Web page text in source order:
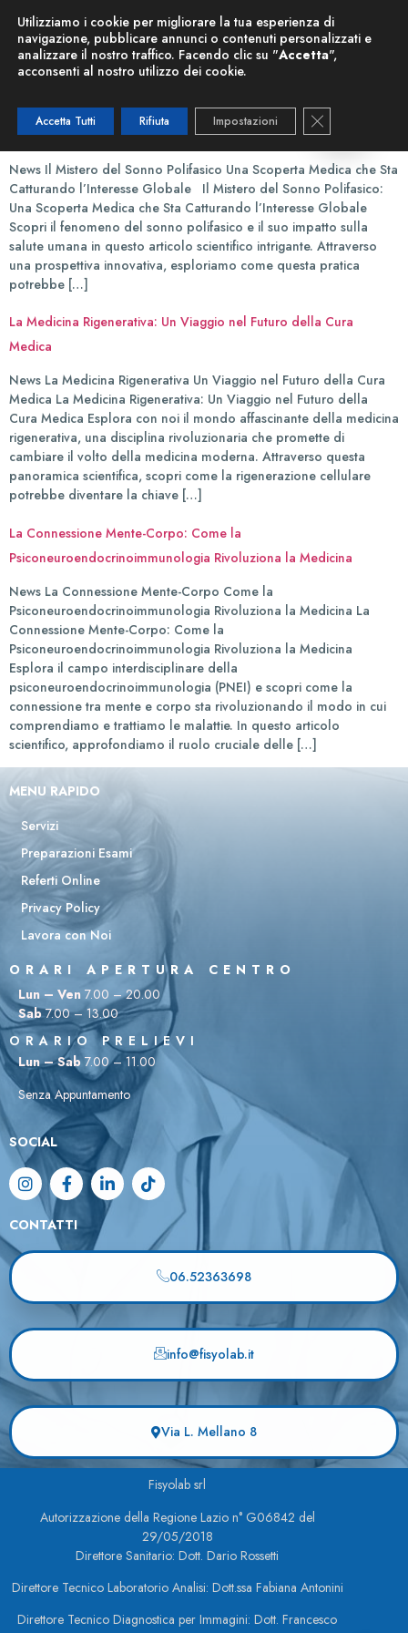
Nuova Risonanza Magnetica
Categoria:Articoli Scientifici
Il Mistero del Sonno Polifasico: Una Scoperta Medica che Sta
Catturando l’Interesse Globale
News Il Mistero del Sonno Polifasico Una Scoperta Medica che Sta
Catturando l’Interesse Globale Il Mistero del Sonno Polifasico:
Una Scoperta Medica che Sta Catturando l’Interesse Globale
Scopri il fenomeno del sonno polifasico e il suo impatto sulla
salute umana in questo articolo scientifico intrigante. Attraverso
una prospettiva innovativa, esploriamo come questa pratica
potrebbe […]
La Medicina Rigenerativa: Un Viaggio nel Futuro della Cura
Medica
News La Medicina Rigenerativa Un Viaggio nel Futuro della Cura
Medica La Medicina Rigenerativa: Un Viaggio nel Futuro della
Cura Medica Esplora con noi il mondo affascinante della medicina
rigenerativa, una disciplina rivoluzionaria che promette di
cambiare il volto della medicina moderna. Attraverso questa
panoramica scientifica, scopri come la rigenerazione cellulare
potrebbe diventare la chiave […]
La Connessione Mente-Corpo: Come la
Psiconeuroendocrinoimmunologia Rivoluziona la Medicina
News La Connessione Mente-Corpo Come la
Psiconeuroendocrinoimmunologia Rivoluziona la Medicina La
Connessione Mente-Corpo: Come la
Psiconeuroendocrinoimmunologia Rivoluziona la Medicina
Esplora il campo interdisciplinare della
psiconeuroendocrinoimmunologia (PNEI) e scopri come la
connessione tra mente e corpo sta rivoluzionando il modo in cui
comprendiamo e trattiamo le malattie. In questo articolo
scientifico, approfondiamo il ruolo cruciale delle […]
MENU RAPIDO
Servizi
Preparazioni Esami
Referti Online
Privacy Policy
Lavora con Noi
ORARI APERTURA CENTRO
Lun – Ven 7.00 – 20.00
Sab7.00 – 13.00
ORARIO PRELIEVI
Lun – Sab 7.00 – 11.00
Senza Appuntamento
SOCIAL
CONTATTI
06.52363698
info@fisyolab.it
Via L. Mellano 8
Fisyolab srl
Autorizzazione della Regione Lazio n° G06842 del
29/05/2018
Direttore Sanitario: Dott. Dario Rossetti
Direttore Tecnico Laboratorio Analisi: Dott.ssa Fabiana Antonini
Direttore Tecnico Diagnostica per Immagini: Dott. Francesco
Utilizziamo i cookie per migliorare la tua esperienza di
navigazione, pubblicare annunci o contenuti personalizzati e
analizzare il nostro traffico. Facendo clic su "Accetta",
acconsenti al nostro utilizzo dei cookie.
Accetta Tutti Rifiuta Impostazioni Close GDPR